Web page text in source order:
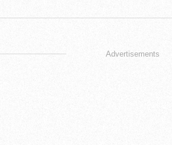
Advertisements